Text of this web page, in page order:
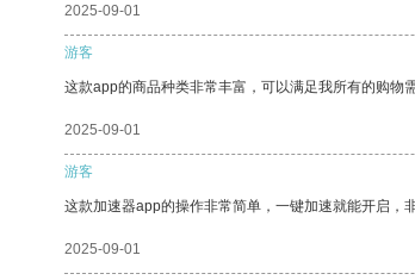
2025-09-01
游客
这款app的商品种类非常丰富，可以满足我所有的购物需
2025-09-01
游客
这款加速器app的操作非常简单，一键加速就能开启，非
2025-09-01